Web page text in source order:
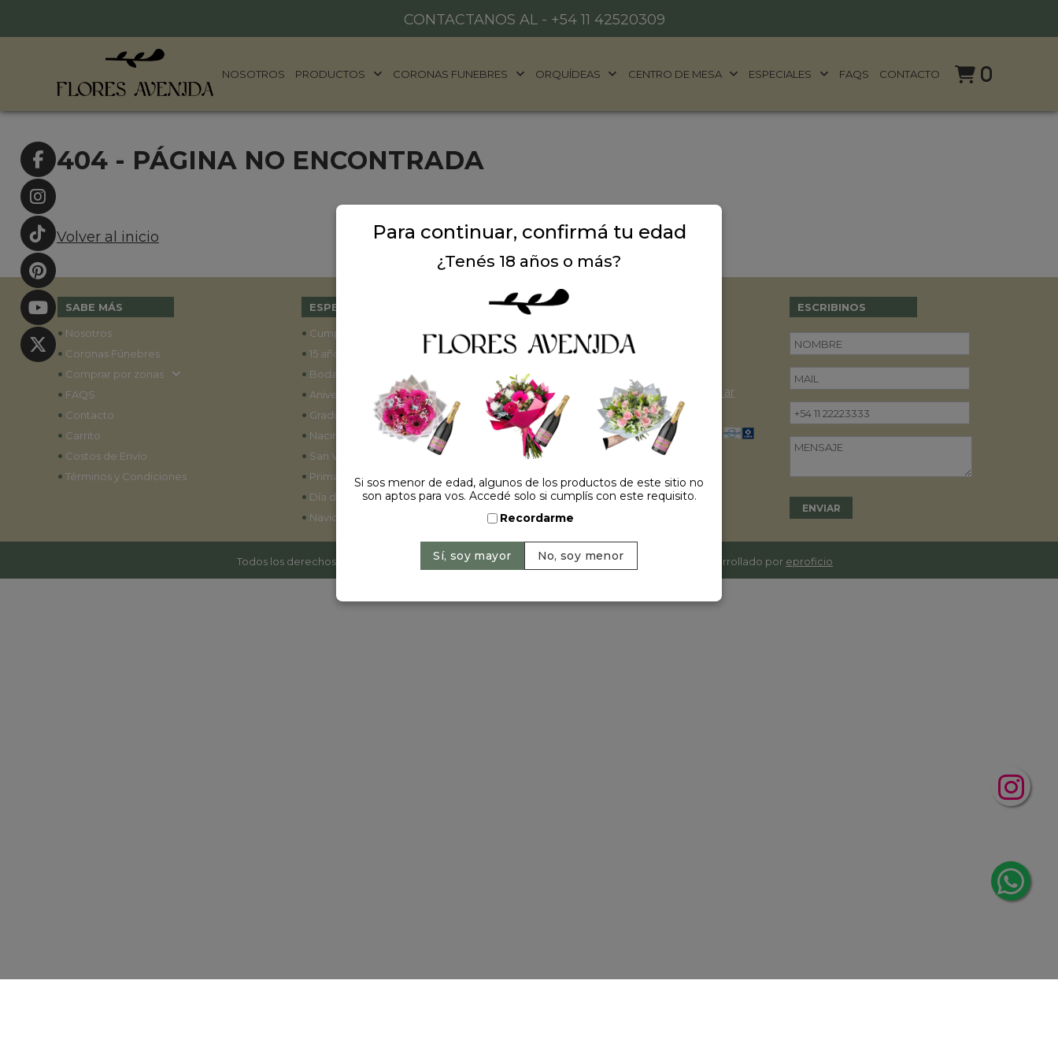
CONTACTANOS AL - +54 11 42520309
NOSOTROS PRODUCTOS CORONAS FUNEBRES ORQUÍDEAS CENTRO DE MESA ESPECIALES FAQS CONTACTO 0
404 - PÁGINA NO ENCONTRADA
Volver al inicio
SABE MÁS
• Nosotros
• Coronas Fúnebres
• Comprar por zonas
• FAQS
• Contacto
• Carrito
• Costos de Envío
• Términos y Condiciones
ESPECIALES
• Cumpleaños
• 15 años
• Bodas
• Aniversarios
• Graduaciones
• Nacimientos
• San Valentín
• Primavera 2022
• Día de la madre
• Navidad y año nuevo
DONDE ESTAMOS
Ubicación: Argentina
contacto@floresavenida.com.ar
ESCRIBINOS
Todos los derechos reservados | 2026 © Flores Avenida. | Argentina. -+54 11 42520309 | Sitio desarrollado por eproficio
Para continuar, confirmá tu edad
¿Tenés 18 años o más?
Si sos menor de edad, algunos de los productos de este sitio no
son aptos para vos. Accedé solo si cumplís con este requisito.
Recordarme